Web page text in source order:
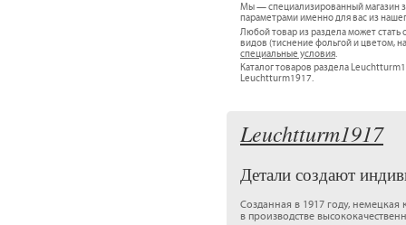
Мы — специализированный магазин
параметрами именно для вас из
Любой товар из раздела может
видов (тиснение фольгой и цветом,
специальные условия.
Каталог товаров раздела
Leuchtturm1917.
Leuchtturm1917
Детали создают
Созданная в 1917 году,
в производстве